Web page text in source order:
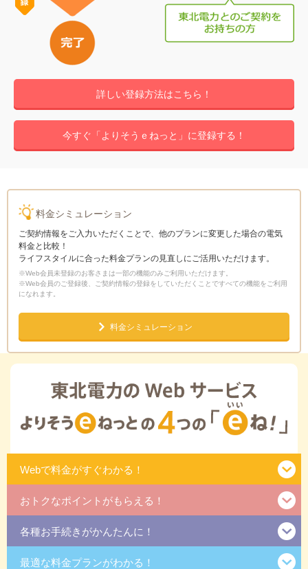
詳しい登録方法はこちら！
今すぐ「よりそうｅねっと」に登録する！
料金シミュレーション
ご契約情報をご入力いただくことで、他のプランに変更した場合の電気
料金と比較！
ライフスタイルに合った料金プランの見直しにご活用いただけます。
※Web会員未登録のお客さまは一部の機能のみご利用いただけます。
※Web会員のご登録後、ご契約情報の登録をしていただくことですべての機能をご利用
になれます。
料金シミュレーション
Webで料金がすぐわかる！
おトクなポイントがもらえる！
各種お手続きがかんたんに！
最適な料金プランがわかる！